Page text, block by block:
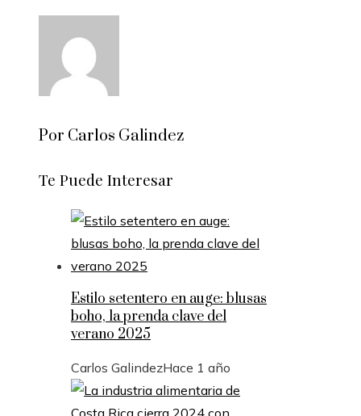
Por Carlos Galindez
Te Puede Interesar
Estilo setentero en auge: blusas
boho, la prenda clave del
verano 2025
Carlos GalindezHace 1 año